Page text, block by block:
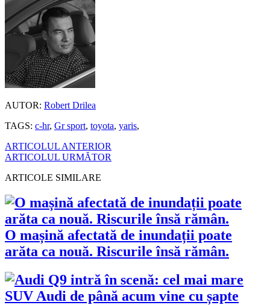
AUTOR: Robert Drilea
TAGS: c-hr, Gr sport, toyota, yaris,
ARTICOLUL ANTERIOR
ARTICOLUL URMĂTOR
ARTICOLE SIMILARE
O mașină afectată de inundații poate
arăta ca nouă. Riscurile însă rămân.